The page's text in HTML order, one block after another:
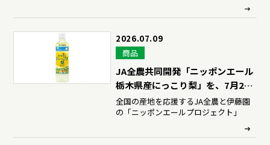
「MLB™COOLER BAG当たる！」キャン
2026.07.09
商品
JA全農共同開発「ニッポンエール
栃木県産にっこり梨」を、7月20
日（月）に販売開始
全国の産地を応援するJA全農と伊藤園
の「ニッポンエールプロジェクト」